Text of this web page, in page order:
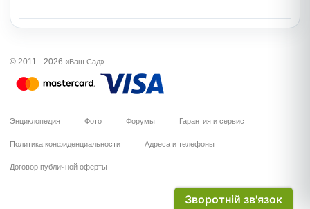
© 2011 - 2026 «Ваш Сад»
Энциклопедия Фото Форумы Гарантия и сервис
Политика конфиденциальности Адреса и телефоны
Договор публичной оферты